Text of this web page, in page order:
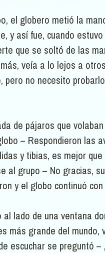
el globero metió la
y así fue, cuando
que se soltó de las
veía a lo lejos a
pero no necesito
de pájaros que
– Respondieron las
y tibias, es mejor
al grupo – No gracias,
y el globo continuó con
lado de una ventana
más grande del mundo,
escuchar se preguntó